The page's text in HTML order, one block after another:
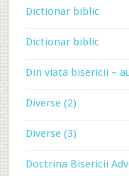
Dictionar biblic
Dictionar biblic
Din viata bisericii –
Diverse (2)
Diverse (3)
Doctrina Bisericii